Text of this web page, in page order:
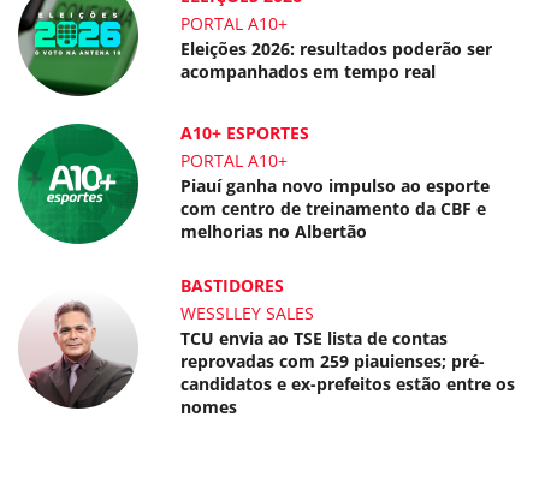
PORTAL A10+
Eleições 2026: resultados poderão ser
acompanhados em tempo real
A10+ ESPORTES
PORTAL A10+
Piauí ganha novo impulso ao esporte
com centro de treinamento da CBF e
melhorias no Albertão
BASTIDORES
WESSLLEY SALES
TCU envia ao TSE lista de contas
reprovadas com 259 piauienses; pré-
candidatos e ex-prefeitos estão entre os
nomes